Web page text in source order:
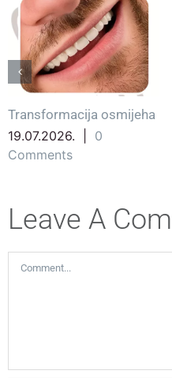
Transformacija osmijeha
19.07.2026.
0
Comments
Leave A
Comment